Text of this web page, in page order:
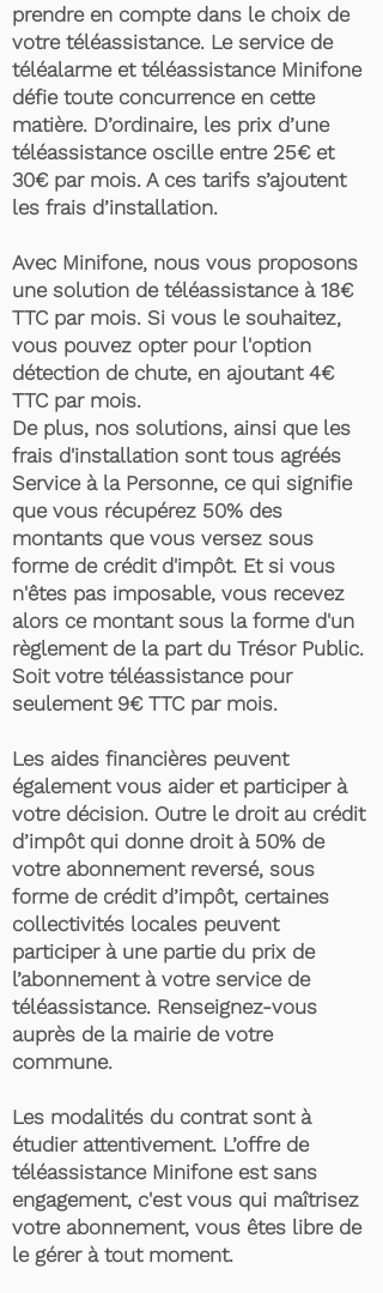
prendre en compte dans le choix de
votre téléassistance. Le service de
téléalarme et téléassistance Minifone
défie toute concurrence en cette
matière. D’ordinaire, les prix d’une
téléassistance oscille entre 25€ et
30€ par mois. A ces tarifs s’ajoutent
les frais d’installation.
Avec Minifone, nous vous proposons
une solution de téléassistance à 18€
TTC par mois. Si vous le souhaitez,
vous pouvez opter pour l'option
détection de chute, en ajoutant 4€
TTC par mois.
De plus, nos solutions, ainsi que les
frais d'installation sont tous agréés
Service à la Personne, ce qui signifie
que vous récupérez 50% des
montants que vous versez sous
forme de crédit d'impôt. Et si vous
n'êtes pas imposable, vous recevez
alors ce montant sous la forme d'un
règlement de la part du Trésor Public.
Soit votre téléassistance pour
seulement 9€ TTC par mois.
Les aides financières peuvent
également vous aider et participer à
votre décision. Outre le droit au crédit
d’impôt qui donne droit à 50% de
votre abonnement reversé, sous
forme de crédit d’impôt, certaines
collectivités locales peuvent
participer à une partie du prix de
l’abonnement à votre service de
téléassistance. Renseignez-vous
auprès de la mairie de votre
commune.
Les modalités du contrat sont à
étudier attentivement. L’offre de
téléassistance Minifone est sans
engagement, c'est vous qui maîtrisez
votre abonnement, vous êtes libre de
le gérer à tout moment.